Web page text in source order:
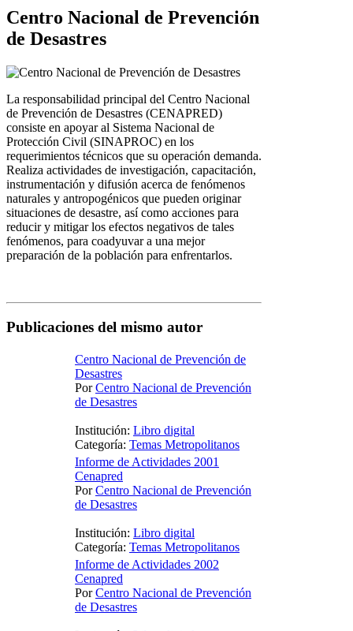
Centro Nacional de Prevención
de Desastres
La responsabilidad principal del Centro Nacional
de Prevención de Desastres (CENAPRED)
consiste en apoyar al Sistema Nacional de
Protección Civil (SINAPROC) en los
requerimientos técnicos que su operación demanda.
Realiza actividades de investigación, capacitación,
instrumentación y difusión acerca de fenómenos
naturales y antropogénicos que pueden originar
situaciones de desastre, así como acciones para
reducir y mitigar los efectos negativos de tales
fenómenos, para coadyuvar a una mejor
preparación de la población para enfrentarlos.
Publicaciones del mismo autor
Centro Nacional de Prevención de
Desastres
PorCentro Nacional de Prevención
de Desastres
Institución: Libro digital
Categoría: Temas Metropolitanos
Informe de Actividades 2001
Cenapred
PorCentro Nacional de Prevención
de Desastres
Institución: Libro digital
Categoría: Temas Metropolitanos
Informe de Actividades 2002
Cenapred
PorCentro Nacional de Prevención
de Desastres